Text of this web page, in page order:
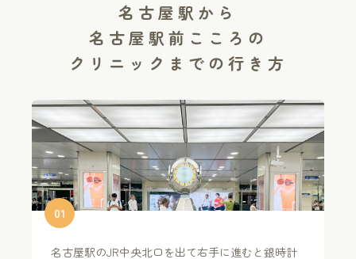
名古屋駅から
名古屋駅前こころの
クリニックまでの行き方
01
名古屋駅のJR中央北口を出て右手に進むと銀時計